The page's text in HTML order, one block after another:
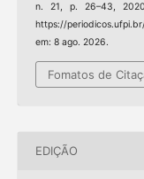
n. 21, p. 26–43,
https://
em: 8 ago. 2026.
Fomatos de
EDIÇÃO